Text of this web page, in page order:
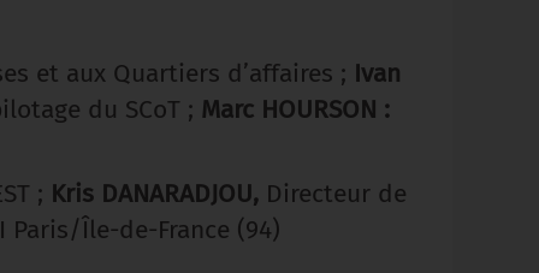
et aux Quartiers d’affaires ; Ivan
du SCoT ; Marc HOURSON :
; Kris DANARADJOU, Directeur de
Paris/Île-de-France (94)